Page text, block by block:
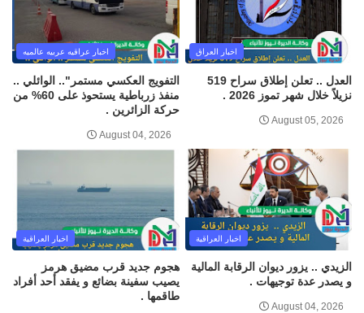
اخبار العراق
العدل .. تعلن إطلاق سراح 519
نزيلاً خلال شهر تموز 2026 .
August 05, 2026
اخبار عراقيه عربيه عالميه
التفويج العكسي مستمر".. الوائلي ..
منفذ زرباطية يستحوذ على 60% من
حركة الزائرين .
August 04, 2026
اخبار العراقية
الزيدي .. يزور ديوان الرقابة المالية
و يصدر عدة توجيهات .
August 04, 2026
اخبار العراقية
هجوم جديد قرب مضيق هرمز
يصيب سفينة بضائع و يفقد أحد أفراد
طاقمها .